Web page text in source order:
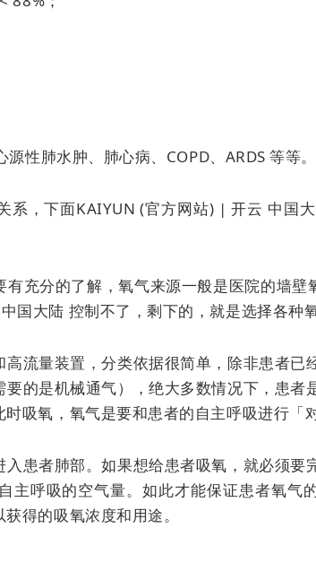
性肺水肿、肺心病、COPD、ARDS 等等。
系，下面KAIYUN (官方网站) | 开云 中国
充分的了解，氧气来源一般是医院的墙壁
大陆 控制不了，剩下的，就是选择各种氧
流量装置，分类依据很简单，除非患者已
的是机械通气），绝大多数情况下，患者
吸氧，氧气是要和患者的自主呼吸进行「
患者肺部。如果想给患者吸氧，就必须要
主呼吸的空气量。如此才能保证患者氧气
得的吸氧浓度和用途。